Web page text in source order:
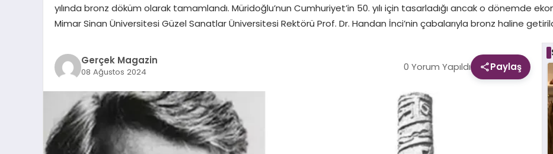
yılında bronz döküm olarak tamamlandı. Müridoğlu’nun Cumhuriyet’in 50. yılı için tasarladığı ancak o dönemde
Mimar Sinan Üniversitesi Güzel Sanatlar Üniversitesi Rektörü Prof. Dr. Handan İnci’nin çabalarıyla bronz haline
Gerçek Magazin
08 Ağustos 2024 0 Yorum Yapıldı Paylaş